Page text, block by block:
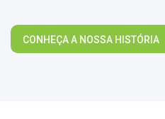
CONHEÇA A NOSSA HISTÓRIA